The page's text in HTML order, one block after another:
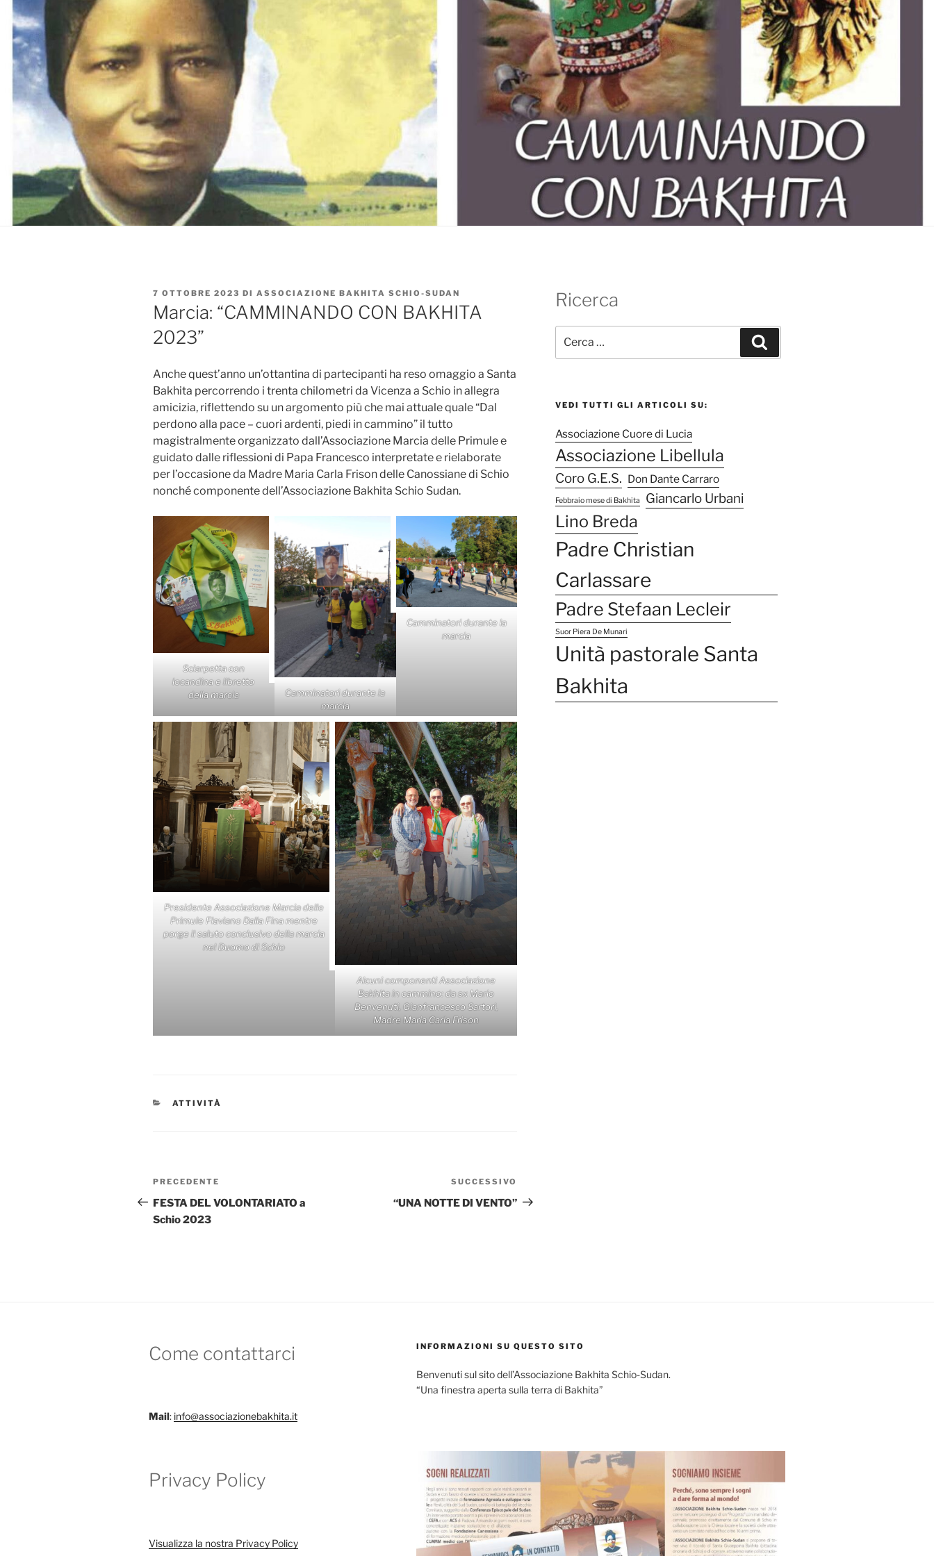
PUBBLICATO
IL
7 OTTOBRE 2023 DI ASSOCIAZIONE BAKHITA SCHIO-SUDAN
Marcia: “CAMMINANDO CON BAKHITA
2023”
Anche quest’anno un’ottantina di partecipanti ha reso omaggio a Santa
Bakhita percorrendo i trenta chilometri da Vicenza a Schio in allegra
amicizia, riflettendo su un argomento più che mai attuale quale “Dal
perdono alla pace – cuori ardenti, piedi in cammino” il tutto
magistralmente organizzato dall’Associazione Marcia delle Primule e
guidato dalle riflessioni di Papa Francesco interpretate e rielaborate
per l’occasione da Madre Maria Carla Frison delle Canossiane di Schio
nonché componente dell’Associazione Bakhita Schio Sudan.
Sciarpetta con
locandina e libretto
della marcia
Camminatori durante la
marcia
Camminatori durante la
marcia
Presidente Associazione Marcia delle
Primule Flaviano Dalla Fina mentre
porge il saluto conclusivo della marcia
nel Duomo di Schio
Alcuni componenti Associazione
Bakhita in cammino: da sx Mario
Benvenuti, Gianfrancesco Sartori,
Madre Maria Carla Frison
CATEGORIE
ATTIVITÀ
Navigazione
articoli
Articolo
precedente:
PRECEDENTE
FESTA DEL VOLONTARIATO a
Schio 2023
successivo
SUCCESSIVO
“UNA NOTTE DI VENTO”
Ricerca
r
:
e
VEDI TUTTI GLI ARTICOLI SU:
Associazione Cuore di Lucia
Associazione Libellula
Coro G.E.S. Don Dante Carraro
Febbraio mese di Bakhita Giancarlo Urbani
Lino Breda
Padre Christian
Carlassare
Padre Stefaan Lecleir
Suor Piera De Munari
Unità pastorale Santa
Bakhita
Come contattarci
Mail: info@associazionebakhita.it
Privacy Policy
Visualizza la nostra Privacy Policy
INFORMAZIONI SU QUESTO SITO
Benvenuti sul sito dell’Associazione Bakhita Schio-Sudan.
“Una finestra aperta sulla terra di Bakhita”